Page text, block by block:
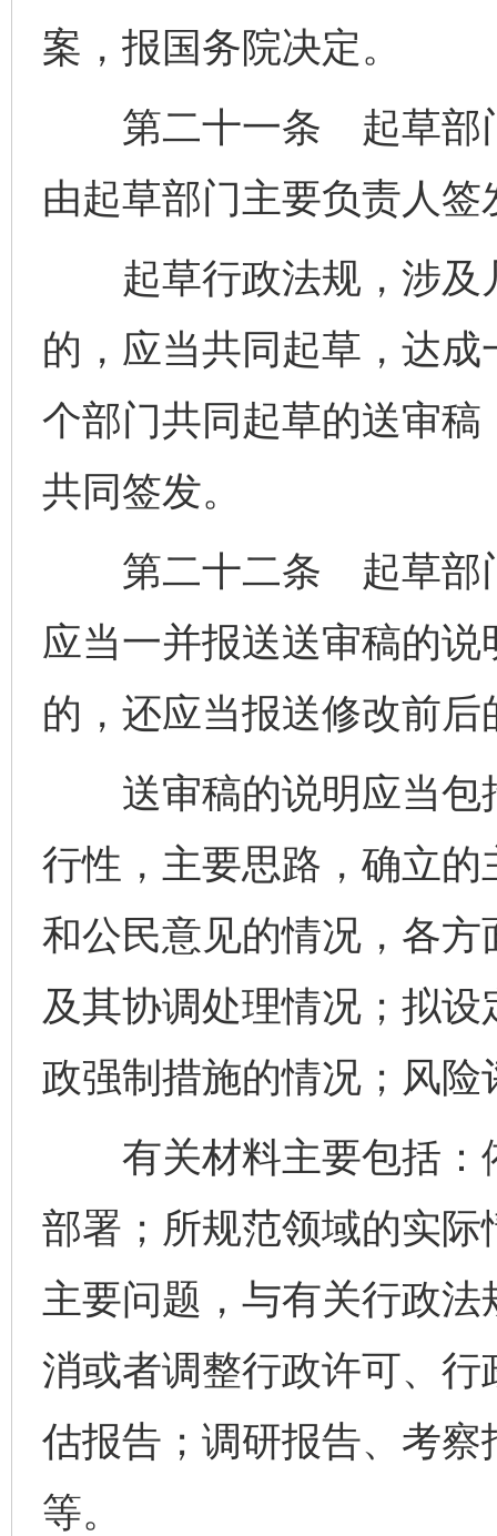
案，报国务院决定。
第二十一条 起草部门
由起草部门主要负责人签
起草行政法规，涉及
的，应当共同起草，达
个部门共同起草的送审
共同签发。
第二十二条 起草部门
应当一并报送送审稿的
的，还应当报送修改前后
送审稿的说明应当包
行性，主要思路，确立
和公民意见的情况，各
及其协调处理情况；拟
政强制措施的情况；风
有关材料主要包括：
部署；所规范领域的实
主要问题，与有关行政
消或者调整行政许可、
估报告；调研报告、考
等。